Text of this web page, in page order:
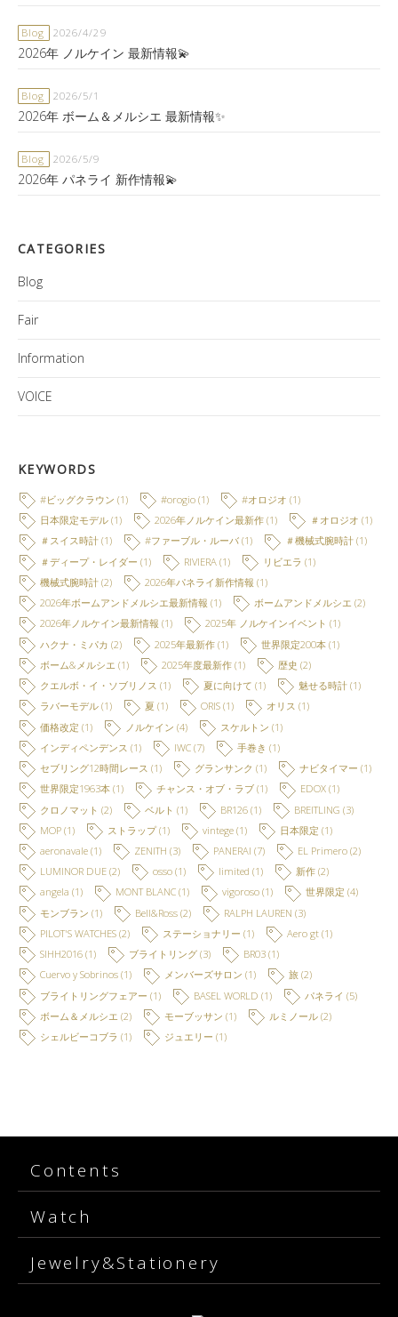
Blog 2026/4/29
2026年 ノルケイン 最新情報💫
Blog 2026/5/1
2026年 ボーム＆メルシエ 最新情報✨
Blog 2026/5/9
2026年 パネライ 新作情報💫
CATEGORIES
Blog
Fair
Information
VOICE
KEYWORDS
#ビッグクラウン (1) #orogio(1) #オロジオ (1)
日本限定モデル(1) 2026年ノルケイン最新作(1) ＃オロジオ (1)
＃スイス時計(1) #ファーブル・ルーバ(1) ＃機械式腕時計(1)
＃ディープ・レイダー (1) RIVIERA(1) リビエラ (1)
機械式腕時計(2) 2026年パネライ新作情報 (1)
2026年ボームアンドメルシエ最新情報 (1) ボームアンドメルシエ(2)
2026年ノルケイン最新情報 (1) 2025年 ノルケインイベント (1)
ハクナ・ミパカ (2) 2025年最新作(1) 世界限定200本(1)
ボーム&メルシエ (1) 2025年度最新作(1) 歴史 (2)
クエルボ・イ・ソブリノス (1) 夏に向けて (1) 魅せる時計(1)
ラバーモデル(1) 夏 (1) ORIS(1) オリス (1)
価格改定 (1) ノルケイン (4) スケルトン (1)
インディペンデンス (1) IWC(7) 手巻き (1)
セブリング12時間レース (1) グランサンク (1) ナビタイマー (1)
世界限定1963本(1) チャンス・オブ・ラブ(1) EDOX(1)
クロノマット (2) ベルト (1) BR126(1) BREITLING (3)
MOP(1) ストラップ(1) vintege(1) 日本限定 (1)
aeronavale(1) ZENITH (3) PANERAI (7) EL Primero(2)
LUMINOR DUE(2) osso(1) limited (1) 新作(2)
angela (1) MONT BLANC(1) vigoroso(1) 世界限定 (4)
モンブラン (1) Bell&Ross(2) RALPH LAUREN (3)
PILOT'S WATCHES(2) ステーショナリー (1) Aero gt(1)
SIHH2016(1) ブライトリング(3) BR03(1)
Cuervo y Sobrinos(1) メンバーズサロン (1) 旅(2)
ブライトリングフェアー (1) BASEL WORLD (1) パネライ (5)
ボーム＆メルシエ (2) モーブッサン (1) ルミノール(2)
シェルビーコブラ (1) ジュエリー (1)
Contents
Watch
Jewelry&Stationery